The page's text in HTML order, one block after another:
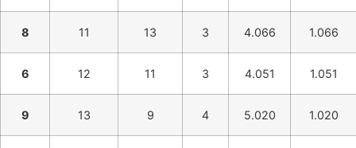
8 11 13 3 4.066 1.066
6 12 11 3 4.051 1.051
9 13 9 4 5.020 1.020